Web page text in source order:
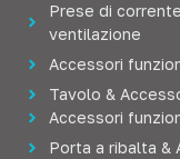
Prese di
ventilazione
Accessori
Tavolo &
Accessori
Porta a ribalta &